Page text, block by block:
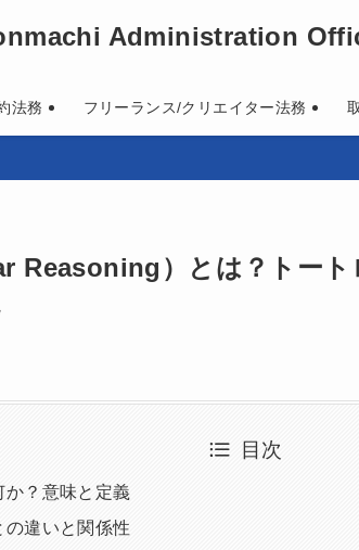
Administration
法務 フリーランス/クリエイター法務
契約
Reasoning）とは？トー
目次
か？意味と定義
の違いと関係性